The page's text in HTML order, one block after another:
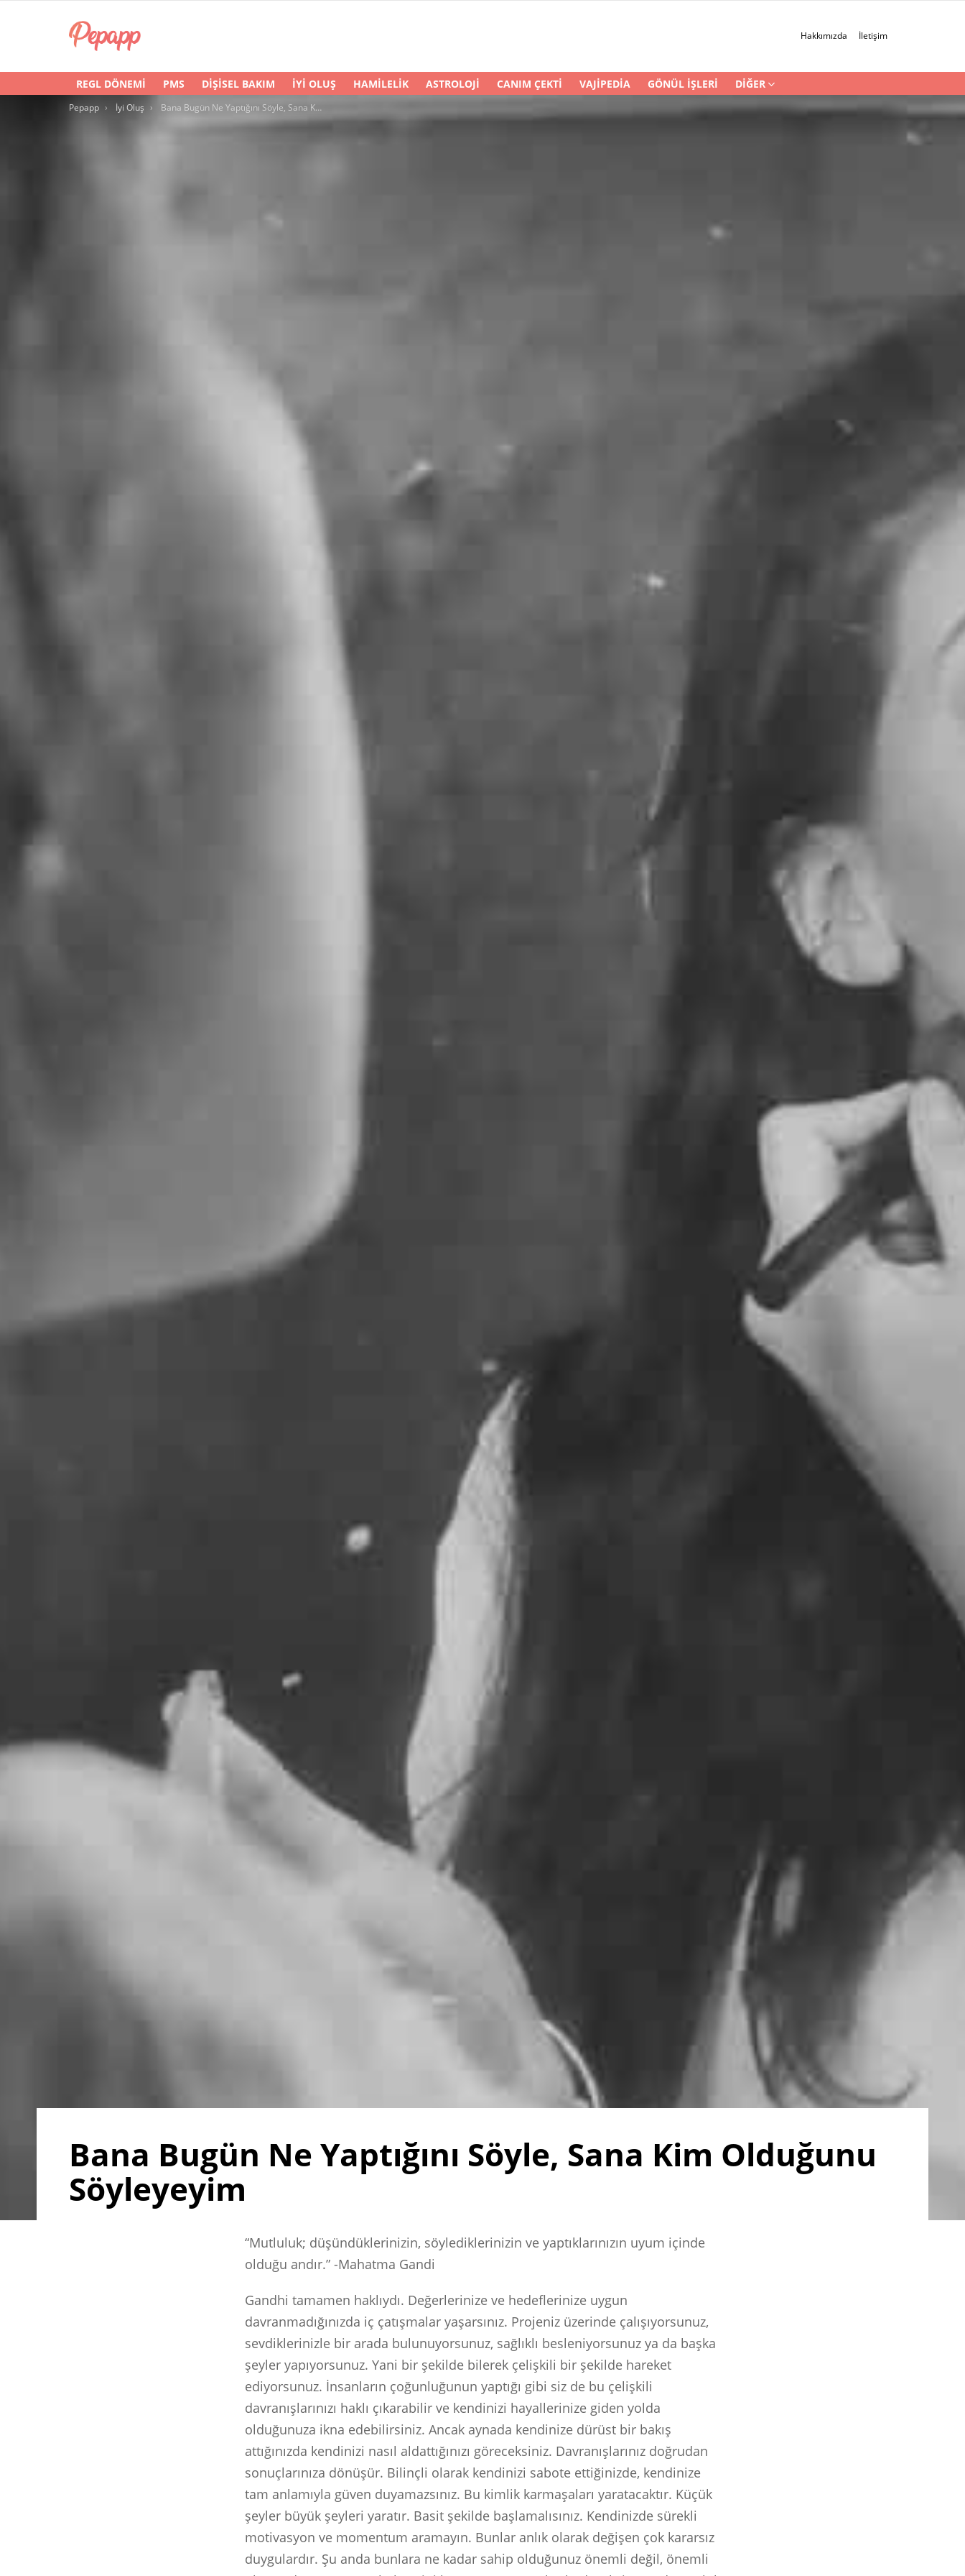
Hakkımızda İletişim
REGL DÖNEMI PMS DIŞISEL BAKIM İYI OLUŞ HAMILELIK ASTROLOJI CANIM ÇEKTI VAJIPEDIA GÖNÜL İŞLERI DIĞER
You are here:
Pepapp İyi Oluş Bana Bugün Ne Yaptığını Söyle, Sana Kim Olduğunu Söyleyeyim
Bana Bugün Ne Yaptığını Söyle, Sana Kim Olduğunu
Söyleyeyim
“Mutluluk; düşündüklerinizin, söylediklerinizin ve yaptıklarınızın uyum içinde
olduğu andır.” -Mahatma Gandi
Gandhi tamamen haklıydı. Değerlerinize ve hedeflerinize uygun
davranmadığınızda iç çatışmalar yaşarsınız. Projeniz üzerinde çalışıyorsunuz,
sevdiklerinizle bir arada bulunuyorsunuz, sağlıklı besleniyorsunuz ya da başka
şeyler yapıyorsunuz. Yani bir şekilde bilerek çelişkili bir şekilde hareket
ediyorsunuz. İnsanların çoğunluğunun yaptığı gibi siz de bu çelişkili
davranışlarınızı haklı çıkarabilir ve kendinizi hayallerinize giden yolda
olduğunuza ikna edebilirsiniz. Ancak aynada kendinize dürüst bir bakış
attığınızda kendinizi nasıl aldattığınızı göreceksiniz. Davranışlarınız doğrudan
sonuçlarınıza dönüşür. Bilinçli olarak kendinizi sabote ettiğinizde, kendinize
tam anlamıyla güven duyamazsınız. Bu kimlik karmaşaları yaratacaktır. Küçük
şeyler büyük şeyleri yaratır. Basit şekilde başlamalısınız. Kendinizde sürekli
motivasyon ve momentum aramayın. Bunlar anlık olarak değişen çok kararsız
duygulardır. Şu anda bunlara ne kadar sahip olduğunuz önemli değil, önemli